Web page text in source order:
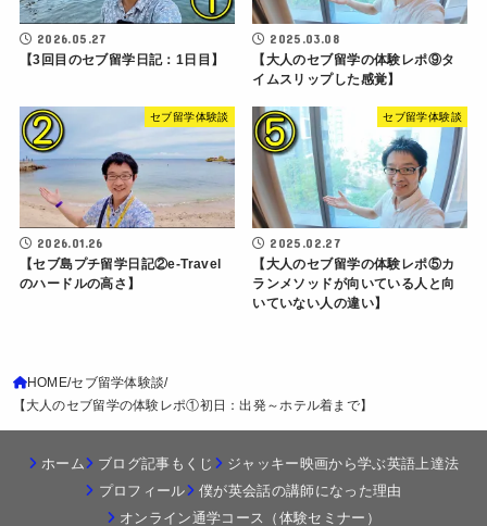
2026.05.27
【3回目のセブ留学日記：1日目】
2025.03.08
【大人のセブ留学の体験レポ⑨タ
イムスリップした感覚】
セブ留学体験談
2026.01.26
【セブ島プチ留学日記②e-Travel
のハードルの高さ】
セブ留学体験談
2025.02.27
【大人のセブ留学の体験レポ⑤カ
ランメソッドが向いている人と向
いていない人の違い】
HOME セブ留学体験談
【大人のセブ留学の体験レポ①初日：出発～ホテル着まで】
ホーム ブログ記事もくじ
ジャッキー映画から学ぶ英語上達法
プロフィール
僕が英会話の講師になった理由
オンライン通学コース（体験セミナー）